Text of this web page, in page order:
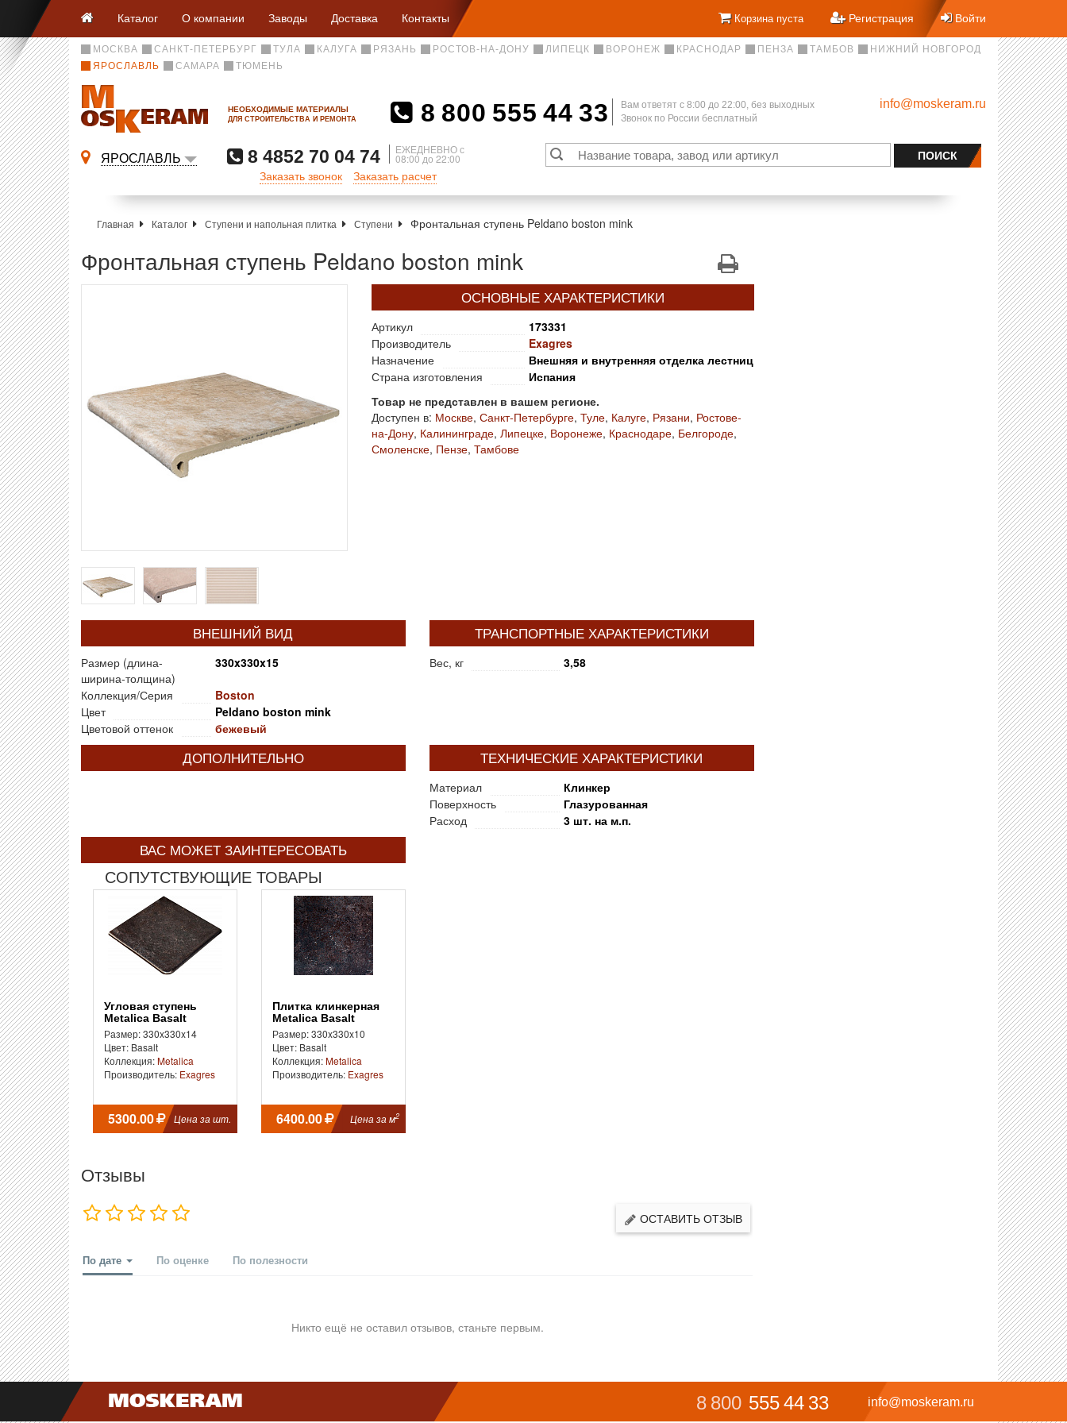
Каталог О компании Заводы Доставка Контакты Корзина пуста Регистрация Войти
МОСКВА САНКТ-ПЕТЕРБУРГ ТУЛА КАЛУГА РЯЗАНЬ РОСТОВ-НА-ДОНУ ЛИПЕЦК ВОРОНЕЖ КРАСНОДАР ПЕНЗА ТАМБОВ
НИЖНИЙ НОВГОРОД
ЯРОСЛАВЛЬ
САМАРА ТЮМЕНЬ
НЕОБХОДИМЫЕ МАТЕРИАЛЫ
ДЛЯ СТРОИТЕЛЬСТВА И РЕМОНТА 8 800 555 44 33
Вам ответят c 8:00 до 22:00, без выходных
Звонок по России бесплатный
info@moskeram.ru
ЯРОСЛАВЛЬ 8 4852 70 04 74 ЕЖЕДНЕВНО с
08:00 до 22:00
Заказать звонок Заказать расчет
Главная Каталог Ступени и напольная плитка Ступени Фронтальная ступень Peldano boston mink
Фронтальная ступень Peldano boston mink
ОСНОВНЫЕ ХАРАКТЕРИСТИКИ
Артикул
173331
Производитель
Exagres
Назначение
Внешняя и внутренняя отделка лестниц
Страна изготовления
Испания
Товар не представлен в вашем регионе.
Доступен в: Москве, Санкт-Петербурге, Туле, Калуге, Рязани, Ростове-
на-Дону, Калининграде, Липецке, Воронеже, Краснодаре, Белгороде,
Смоленске, Пензе, Тамбове
ВНЕШНИЙ ВИД
Размер (длина-
ширина-толщина)
330x330x15
Коллекция/Серия
Boston
Цвет
Peldano boston mink
Цветовой оттенок
бежевый
ТРАНСПОРТНЫЕ ХАРАКТЕРИСТИКИ
Вес, кг 3,58
ДОПОЛНИТЕЛЬНО ТЕХНИЧЕСКИЕ ХАРАКТЕРИСТИКИ
Материал
Клинкер
Поверхность
Глазурованная
Расход
3 шт. на м.п.
ВАС МОЖЕТ ЗАИНТЕРЕСОВАТЬ
СОПУТСТВУЮЩИЕ ТОВАРЫ
Угловая ступень
Metalica Basalt
Размер: 330x330x14
Цвет: Basalt
Коллекция:Metalica
Производитель: Exagres
5300.00 Цена за шт.
Плитка клинкерная
Metalica Basalt
Размер: 330x330x10
Цвет: Basalt
Коллекция:Metalica
Производитель: Exagres
6400.00 Цена за м2
Отзывы
ОСТАВИТЬ ОТЗЫВ
По дате По оценке По полезности
Никто ещё не оставил отзывов, станьте первым.
info@moskeram.ru
8 800 555 44 33